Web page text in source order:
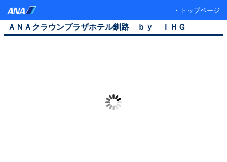
トップページ
ＡＮＡクラウンプラザホテル釧路 ｂｙ ＩＨＧ